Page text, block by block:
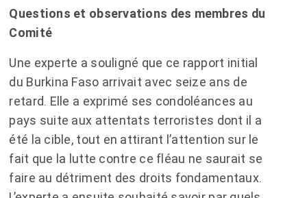
Questions et observations des membres du
Comité
Une experte a souligné que ce rapport initial
du Burkina Faso arrivait avec seize ans de
retard. Elle a exprimé ses condoléances au
pays suite aux attentats terroristes dont il a
été la cible, tout en attirant l’attention sur le
fait que la lutte contre ce fléau ne saurait se
faire au détriment des droits fondamentaux.